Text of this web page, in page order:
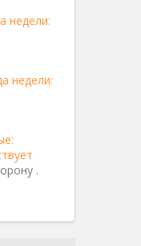
недели:
недели:
.